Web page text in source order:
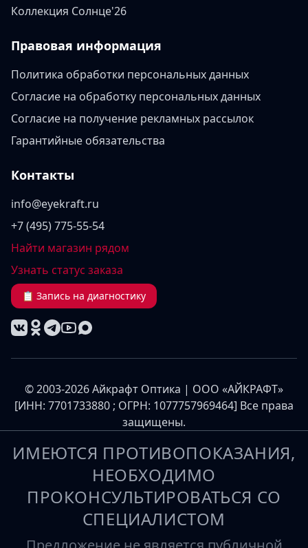
Коллекция Солнце'26
Правовая информация
Политика обработки персональных данных
Согласие на обработку персональных данных
Согласие на получение рекламных рассылок
Гарантийные обязательства
Контакты
info@eyekraft.ru
+7 (495) 775-55-54
Найти магазин рядом
Узнать статус заказа
📋 Запись на диагностику
© 2003-2026 Айкрафт Оптика | ООО «АЙКРАФТ»
[ИНН: 7701733880 ; ОГРН: 1077757969464] Все права
защищены.
ИМЕЮТСЯ ПРОТИВОПОКАЗАНИЯ,
НЕОБХОДИМО
ПРОКОНСУЛЬТИРОВАТЬСЯ СО
СПЕЦИАЛИСТОМ